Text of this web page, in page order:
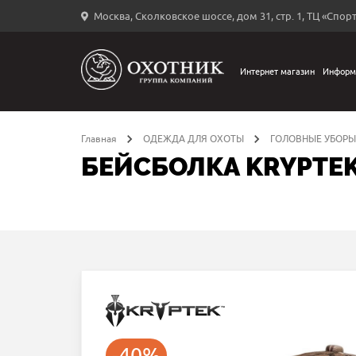
Москва, Сколковское шоссе, дом 31, стр. 1, ТЦ
←
Интернет магазин
Главная ОДЕЖДА ДЛЯ ОХОТЫ ГОЛОВНЫЕ УБОРЫ
БЕЙСБОЛКА KRYPTEK